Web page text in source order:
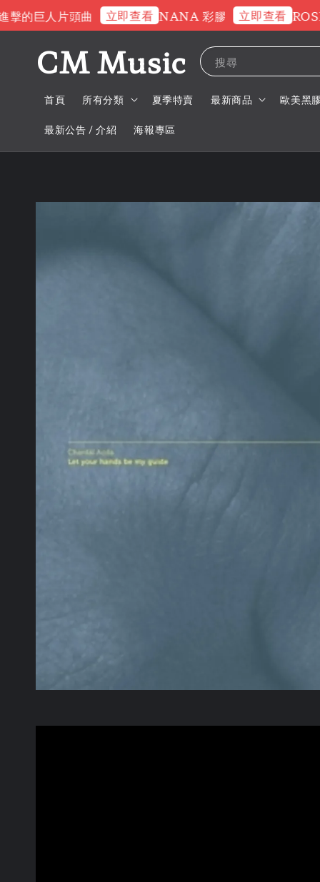
巨人片頭曲 立即查看 NANA 彩膠 立即查看 ROSE
CM Music 搜尋
首頁 所有分類 夏季特賣 最新商品 歐美黑
最新公告 / 介紹 海報專區